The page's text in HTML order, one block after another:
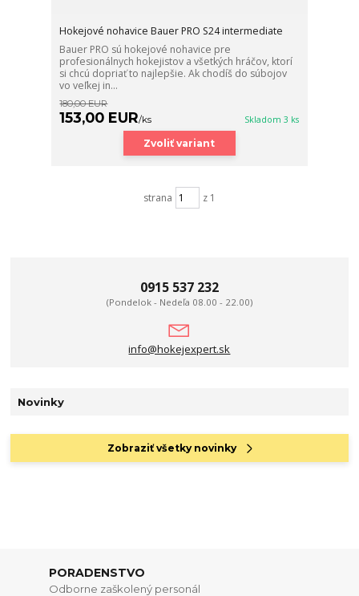
Hokejové nohavice Bauer PRO S24 intermediate
Bauer PRO sú hokejové nohavice pre
profesionálnych hokejistov a všetkých hráčov, ktorí
si chcú dopriať to najlepšie. Ak chodíš do súbojov
vo veľkej in...
180,00 EUR
153,00 EUR/ks Skladom 3 ks
Zvoliť variant
strana z 1
0915 537 232
(Pondelok - Nedeľa 08.00 - 22.00)
info@hokejexpert.sk
Novinky
Zobraziť všetky novinky
PORADENSTVO
Odborne zaškolený personál